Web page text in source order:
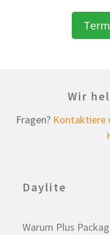
Wir
Fragen? Kontaktiere
Daylite
Warum Plus